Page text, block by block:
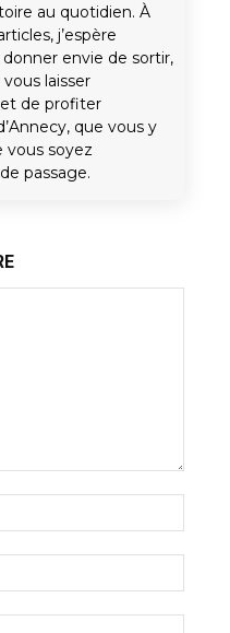
au quotidien. À
j’espère
envie de sortir,
laisser
de profiter
que vous y
vous soyez
passage.
:*
:*